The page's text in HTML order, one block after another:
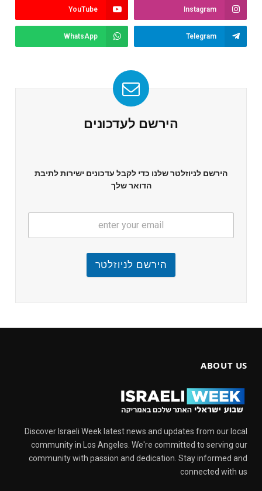
Instagram
YouTube
Telegram
WhatsApp
הירשם לעדכונים
הירשם לניוזלטר שלנו כדי לקבל עדכונים ישירות לתיבת
הדואר שלך
הירשם לניוזלטר
ABOUT US
Discover Israeli Week latest news and updates from our local
community in Los Angeles. We're committed to serving our
community with passion and dedication. Stay informed and
connected with us